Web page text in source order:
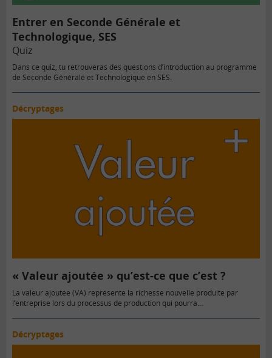
Entrer en Seconde Générale et
Technologique, SES
Quiz
Dans ce quiz, tu retrouveras des questions d’introduction au programme
de Seconde Générale et Technologique en SES.
Décryptages
« Valeur ajoutée » qu’est-ce que c’est ?
La valeur ajoutée (VA) représente la richesse nouvelle produite par
l’entreprise lors du processus de production qui pourra…
Décryptages